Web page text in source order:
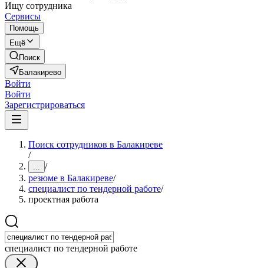
Ищу сотрудника
Сервисы
Помощь
Ещё
Поиск
Балакирево
Войти
Войти
Зарегистрироваться
Поиск сотрудников в Балакиреве
/
... /
резюме в Балакиреве/
специалист по тендерной работе/
проектная работа
специалист по тендерной работе